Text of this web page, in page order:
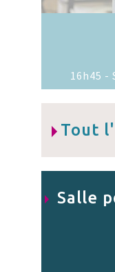
16h45 -
Tout
Salle